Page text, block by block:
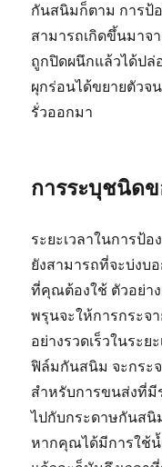
กันสนิมก็ตาม การป้
สามารถเกิดขึ้นมา
ถูกปิดผนึกแล้วได้ปล่
ผุกร่อนได้ขยายตัว
รั่วออกมา
การระบุชนิด
ระยะเวลาในการป้
ยังสามารถที่จะบ่ง
ที่คุณต้องใช้ ตัวอย่า
พรุนจะให้การกระจ
อย่างรวดเร็วในระ
ฟิล์มกันสนิม จะกระ
สำหรับการขนส่งที่มี
ไปกับกระดาษกันสนิ
หากคุณได้มีการใช้